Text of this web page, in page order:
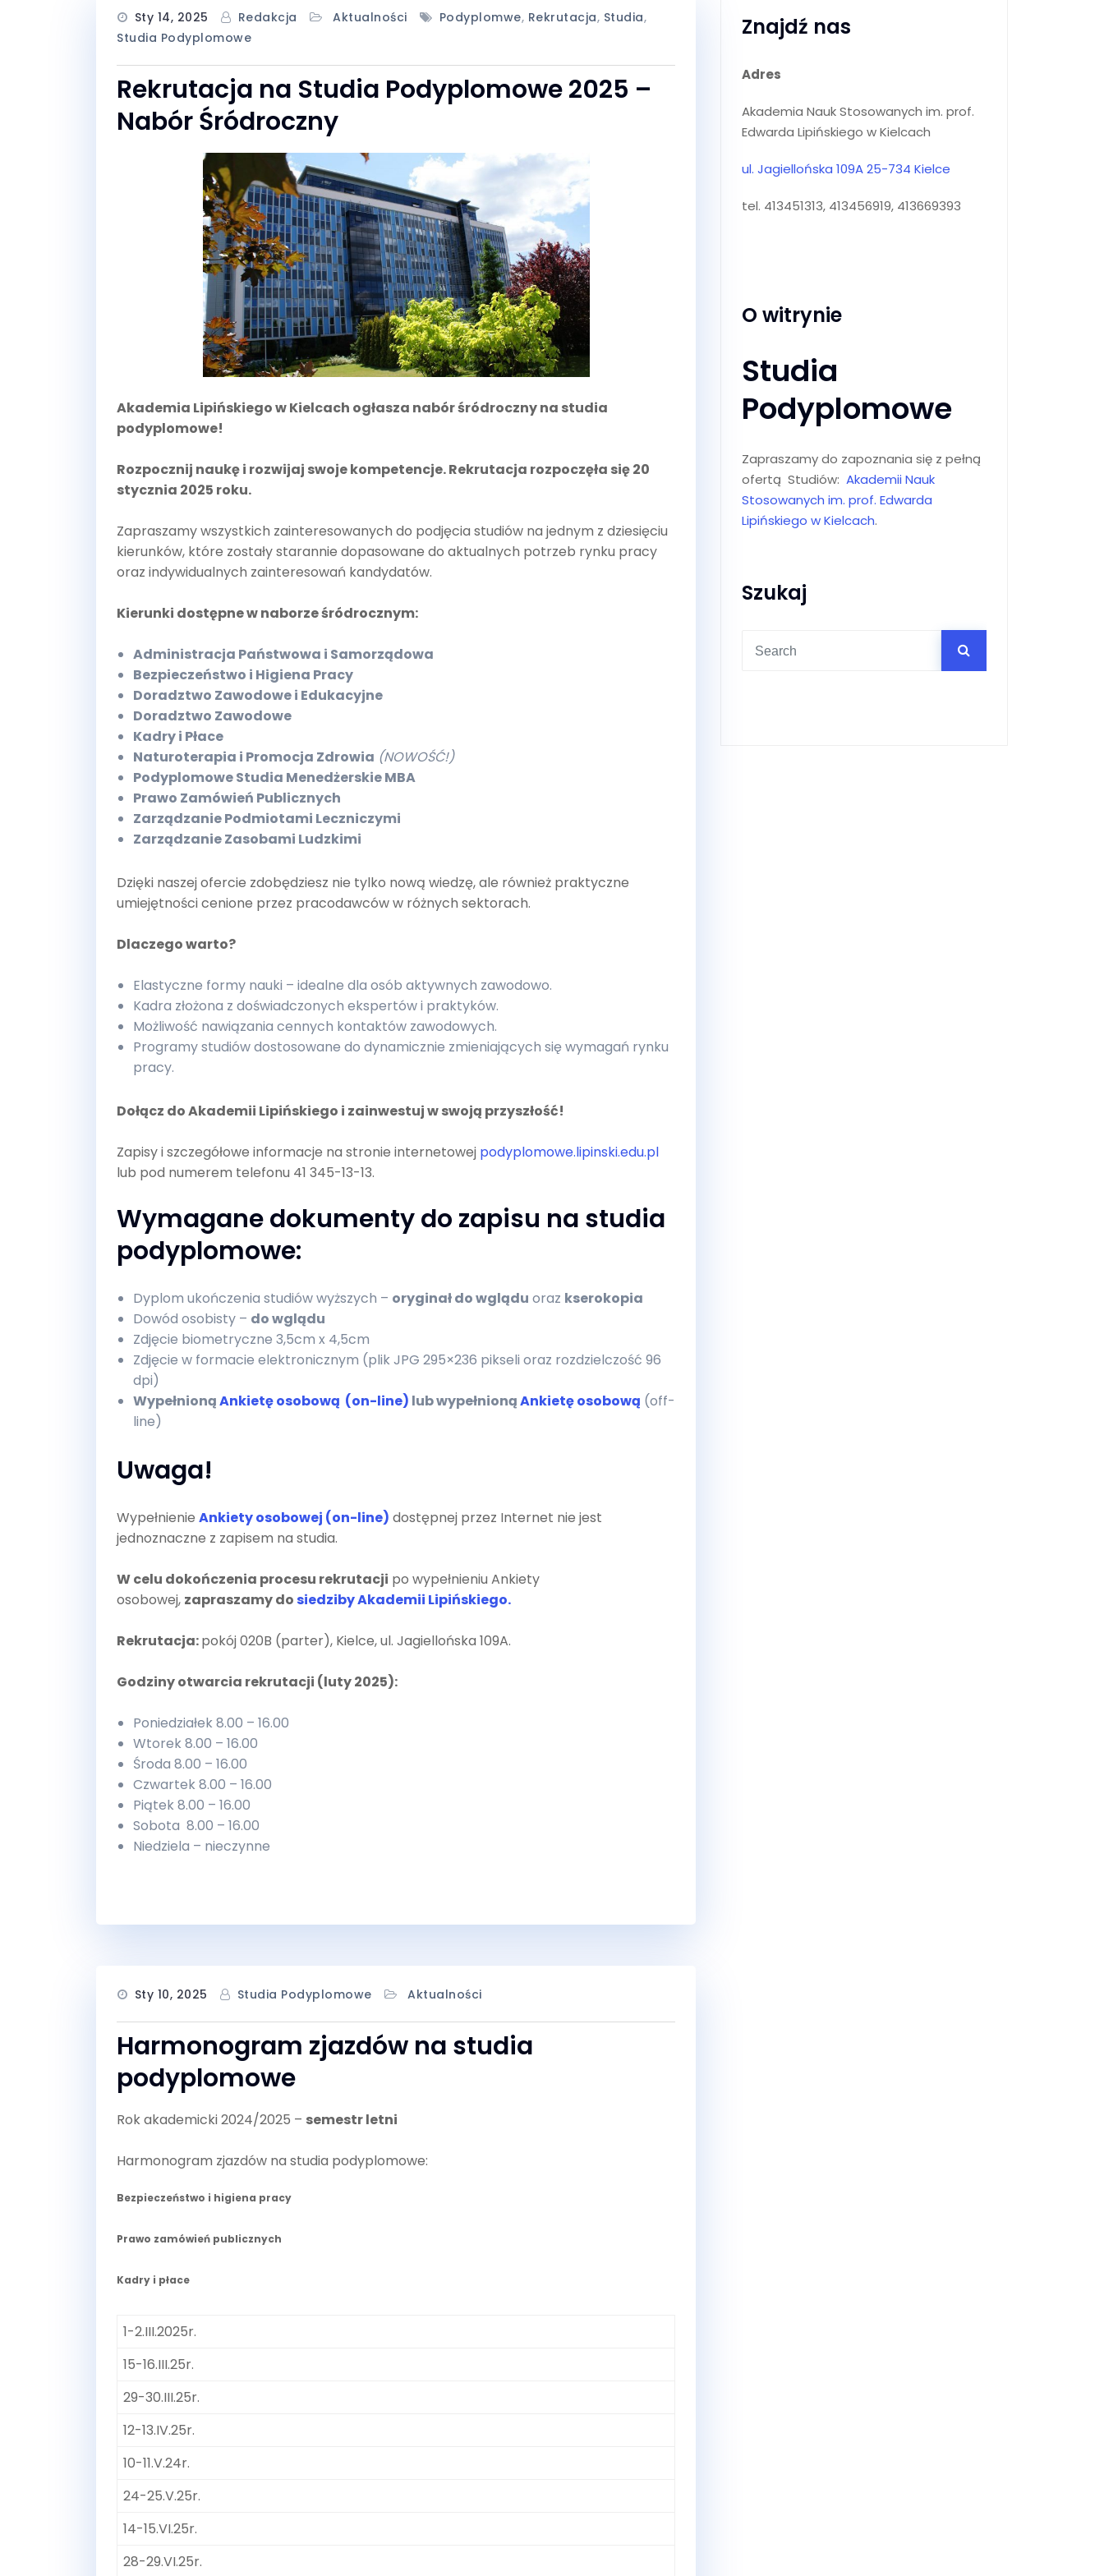
Sty 14, 2025 Redakcja Aktualności Podyplomwe, Rekrutacja, Studia,
Studia Podyplomowe
Rekrutacja na Studia Podyplomowe 2025 –
Nabór Śródroczny
Akademia Lipińskiego w Kielcach ogłasza nabór śródroczny na studia
podyplomowe!
Rozpocznij naukę i rozwijaj swoje kompetencje. Rekrutacja rozpoczęła się 20
stycznia 2025 roku.
Zapraszamy wszystkich zainteresowanych do podjęcia studiów na jednym z dziesięciu
kierunków, które zostały starannie dopasowane do aktualnych potrzeb rynku pracy
oraz indywidualnych zainteresowań kandydatów.
Kierunki dostępne w naborze śródrocznym:
Administracja Państwowa i Samorządowa
Bezpieczeństwo i Higiena Pracy
Doradztwo Zawodowe i Edukacyjne
Doradztwo Zawodowe
Kadry i Płace
Naturoterapia i Promocja Zdrowia (NOWOŚĆ!)
Podyplomowe Studia Menedżerskie MBA
Prawo Zamówień Publicznych
Zarządzanie Podmiotami Leczniczymi
Zarządzanie Zasobami Ludzkimi
Dzięki naszej ofercie zdobędziesz nie tylko nową wiedzę, ale również praktyczne
umiejętności cenione przez pracodawców w różnych sektorach.
Dlaczego warto?
Elastyczne formy nauki – idealne dla osób aktywnych zawodowo.
Kadra złożona z doświadczonych ekspertów i praktyków.
Możliwość nawiązania cennych kontaktów zawodowych.
Programy studiów dostosowane do dynamicznie zmieniających się wymagań rynku
pracy.
Dołącz do Akademii Lipińskiego i zainwestuj w swoją przyszłość!
Zapisy i szczegółowe informacje na stronie internetowej podyplomowe.lipinski.edu.pl
lub pod numerem telefonu 41 345-13-13.
Wymagane dokumenty do zapisu na studia
podyplomowe:
Dyplom ukończenia studiów wyższych – oryginał do wglądu oraz kserokopia
Dowód osobisty – do wglądu
Zdjęcie biometryczne 3,5cm x 4,5cm
Zdjęcie w formacie elektronicznym (plik JPG 295×236 pikseli oraz rozdzielczość 96
dpi)
WypełnionąAnkietę osobową (on-line) lub wypełnionąAnkietę osobową (off-
line)
Uwaga!
Wypełnienie Ankiety osobowej (on-line) dostępnej przez Internet nie jest
jednoznaczne z zapisem na studia.
W celu dokończenia procesu rekrutacji po wypełnieniu Ankiety
osobowej, zapraszamy do siedziby Akademii Lipińskiego.
Rekrutacja:pokój 020B (parter), Kielce, ul. Jagiellońska 109A.
Godziny otwarcia rekrutacji (luty 2025):
Poniedziałek 8.00 – 16.00
Wtorek 8.00 – 16.00
Środa 8.00 – 16.00
Czwartek 8.00 – 16.00
Piątek 8.00 – 16.00
Sobota 8.00 – 16.00
Niedziela – nieczynne
Sty 10, 2025 Studia Podyplomowe Aktualności
Harmonogram zjazdów na studia
podyplomowe
Rok akademicki 2024/2025 – semestr letni
Harmonogram zjazdów na studia podyplomowe:
Bezpieczeństwo i higiena pracy
Prawo zamówień publicznych
Kadry i płace
1-2.III.2025r.
15-16.III.25r.
29-30.III.25r.
12-13.IV.25r.
10-11.V.24r.
24-25.V.25r.
14-15.VI.25r.
28-29.VI.25r.
Znajdź nas
Adres
Akademia Nauk Stosowanych im. prof.
Edwarda Lipińskiego w Kielcach
ul. Jagiellońska 109A 25-734 Kielce
tel. 413451313, 413456919, 413669393
O witrynie
Studia
Podyplomowe
Zapraszamy do zapoznania się z pełną
ofertą Studiów: Akademii Nauk
Stosowanych im. prof. Edwarda
Lipińskiego w Kielcach.
Szukaj